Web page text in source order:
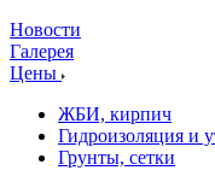
Новости
Галерея
Цены
ЖБИ, кирпич
Гидроизоляция и
Грунты, сетки